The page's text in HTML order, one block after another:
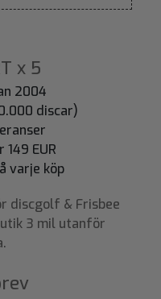
x 5
2004
discar)
EUR
varje köp
discgolf & Frisbee
3 mil utanför